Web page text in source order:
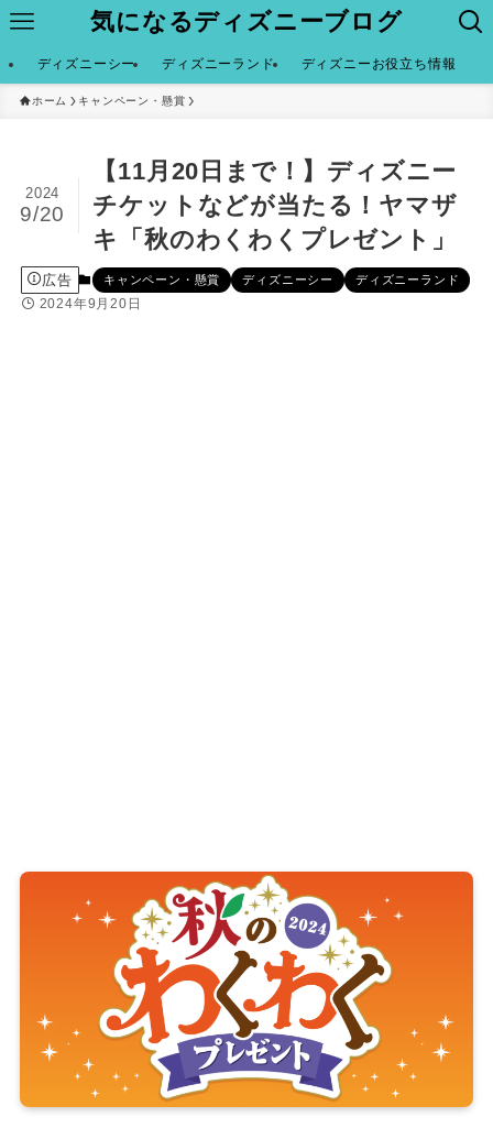
気になるディズニーブログ
ディズニーシー ディズニーランド ディズニーお役立ち情報
ホーム キャンペーン・懸賞
【11月20日まで！】ディズニー
チケットなどが当たる！ヤマザ
キ「秋のわくわくプレゼント」
2024
9/20
広告 キャンペーン・懸賞 ディズニーシー ディズニーランド
2024年9月20日